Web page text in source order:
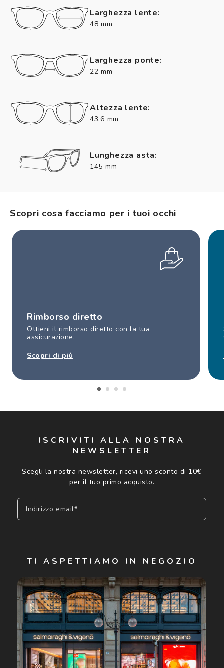
Larghezza lente:
48 mm
Larghezza ponte:
22 mm
Altezza lente:
43.6 mm
Lunghezza asta:
145 mm
Scopri cosa facciamo per i tuoi occhi
Rimborso diretto
Ottieni il rimborso diretto con la tua
assicurazione.
Scopri di più
ISCRIVITI ALLA NOSTRA
NEWSLETTER
Scegli la nostra newsletter, ricevi uno sconto di 10€
per il tuo primo acquisto.
Indirizzo email*
Cliccando su "Iscriviti", confermo di avere più di 16 anni e
acconsento all'utilizzo dei miei Dati Personali da parte di
Luxottica Group S.p.A. per l'invio di offerte speciali, novità
ed altre comunicazioni di carattere pubblicitario (consultare
Informativa sulla privacyper ulteriori informazioni).
TI ASPETTIAMO IN NEGOZIO